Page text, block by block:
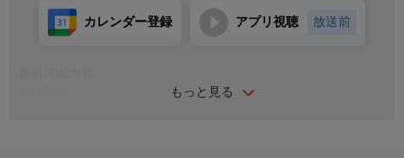
もっと見る
カレンダー登録 アプリ視聴 放送前